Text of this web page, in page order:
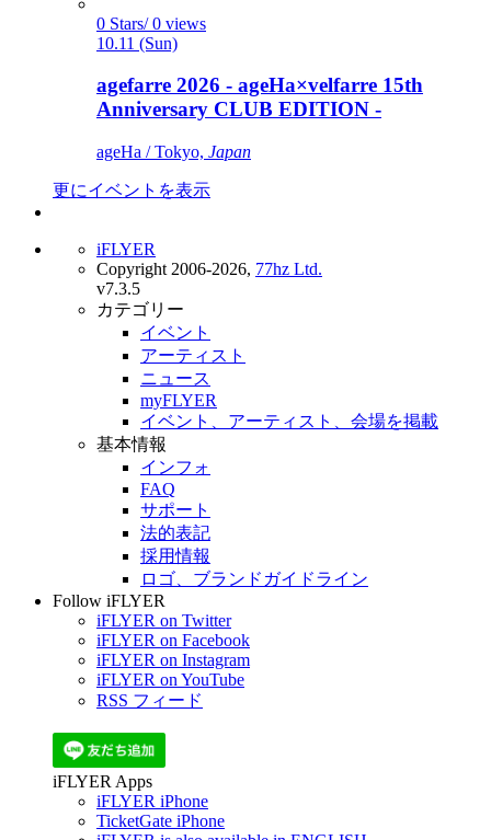
0 Stars/ 0 views
10.11 (Sun)
agefarre 2026 - ageHa×velfarre 15th
Anniversary CLUB EDITION -
ageHa / Tokyo, Japan
更にイベントを表示
iFLYER
Copyright 2006-2026, 77hz Ltd.
v7.3.5
カテゴリー
イベント
アーティスト
ニュース
myFLYER
イベント、アーティスト、会場を掲載
基本情報
インフォ
FAQ
サポート
法的表記
採用情報
ロゴ、ブランドガイドライン
Follow iFLYER
iFLYER on Twitter
iFLYER on Facebook
iFLYER on Instagram
iFLYER on YouTube
RSS フィード
iFLYER Apps
iFLYER iPhone
TicketGate iPhone